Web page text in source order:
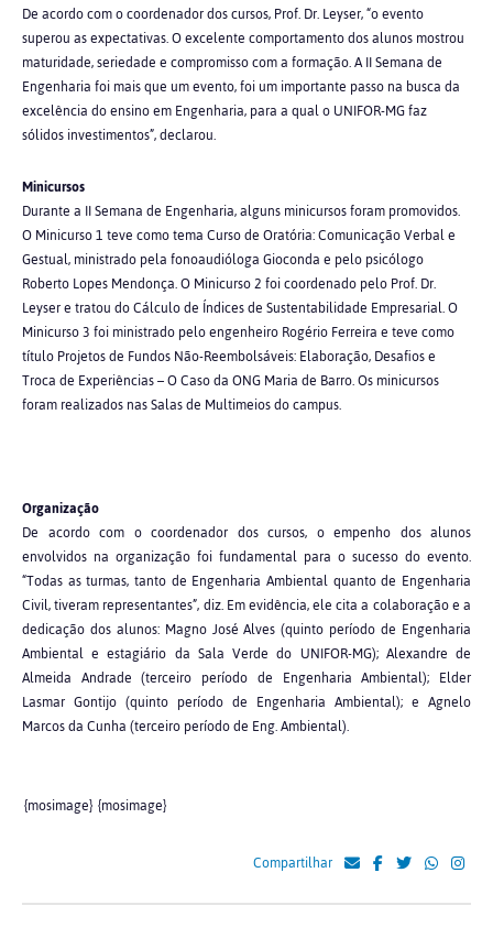
De acordo com o coordenador dos cursos, Prof. Dr. Leyser, “o evento
superou as expectativas. O excelente comportamento dos alunos mostrou
maturidade, seriedade e compromisso com a formação. A II Semana de
Engenharia foi mais que um evento, foi um importante passo na busca da
excelência do ensino em Engenharia, para a qual o UNIFOR-MG faz
sólidos investimentos”, declarou.
Minicursos
Durante a II Semana de Engenharia, alguns minicursos foram promovidos.
O Minicurso 1 teve como tema Curso de Oratória: Comunicação Verbal e
Gestual, ministrado pela fonoaudióloga Gioconda e pelo psicólogo
Roberto Lopes Mendonça. O Minicurso 2 foi coordenado pelo Prof. Dr.
Leyser e tratou do Cálculo de Índices de Sustentabilidade Empresarial. O
Minicurso 3 foi ministrado pelo engenheiro Rogério Ferreira e teve como
título Projetos de Fundos Não-Reembolsáveis: Elaboração, Desafios e
Troca de Experiências – O Caso da ONG Maria de Barro. Os minicursos
foram realizados nas Salas de Multimeios do campus.
Organização
De acordo com o coordenador dos cursos, o empenho dos alunos
envolvidos na organização foi fundamental para o sucesso do evento.
“Todas as turmas, tanto de Engenharia Ambiental quanto de Engenharia
Civil, tiveram representantes”, diz. Em evidência, ele cita a colaboração e a
dedicação dos alunos: Magno José Alves (quinto período de Engenharia
Ambiental e estagiário da Sala Verde do UNIFOR-MG); Alexandre de
Almeida Andrade (terceiro período de Engenharia Ambiental); Elder
Lasmar Gontijo (quinto período de Engenharia Ambiental); e Agnelo
Marcos da Cunha (terceiro período de Eng. Ambiental).
{mosimage} {mosimage}
Compartilhar